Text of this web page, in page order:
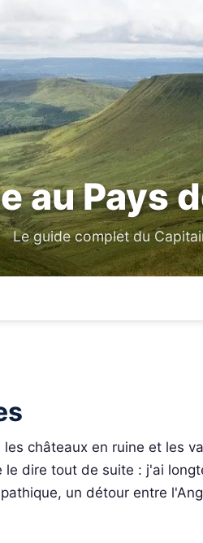
au Pays
Le guide complet du
châteaux en ruine et les
dire tout de suite : j'ai
un détour entre